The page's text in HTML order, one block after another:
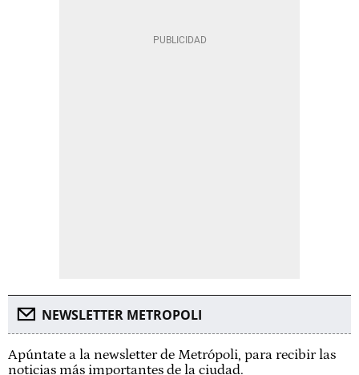
NEWSLETTER METROPOLI
Apúntate a la newsletter de Metrópoli, para recibir las
noticias más importantes de la ciudad.